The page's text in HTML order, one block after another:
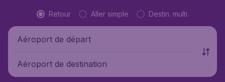
Retour Aller simple Destin. multi.
Aéroport de départ
Aéroport de destination